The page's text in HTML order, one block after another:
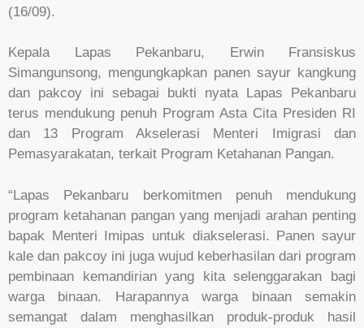
(16/09).
Kepala Lapas Pekanbaru, Erwin Fransiskus
Simangunsong, mengungkapkan panen sayur kangkung
dan pakcoy ini sebagai bukti nyata Lapas Pekanbaru
terus mendukung penuh Program Asta Cita Presiden RI
dan 13 Program Akselerasi Menteri Imigrasi dan
Pemasyarakatan, terkait Program Ketahanan Pangan.
“Lapas Pekanbaru berkomitmen penuh mendukung
program ketahanan pangan yang menjadi arahan penting
bapak Menteri Imipas untuk diakselerasi. Panen sayur
kale dan pakcoy ini juga wujud keberhasilan dari program
pembinaan kemandirian yang kita selenggarakan bagi
warga binaan. Harapannya warga binaan semakin
semangat dalam menghasilkan produk-produk hasil